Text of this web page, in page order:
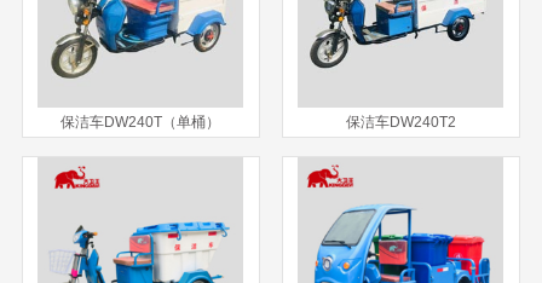
保洁车DW240T（单桶） 保洁车DW240T2